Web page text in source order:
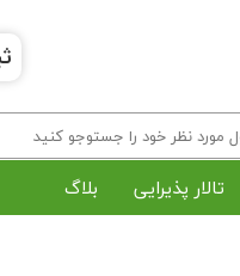
تالار پذیرایی بلاگ